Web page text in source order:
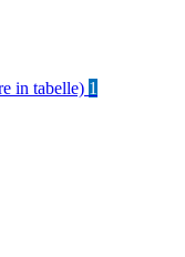
in tabelle) 1